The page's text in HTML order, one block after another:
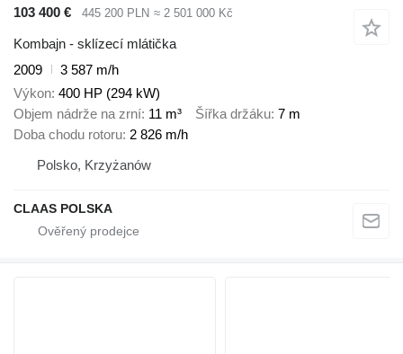
103 400 €
445 200 PLN ≈ 2 501 000 Kč
Kombajn - sklízecí mlátička
2009
3 587 m/h
Výkon 400 HP (294 kW)
Objem nádrže na zrní 11 m³ Šířka držáku 7 m
Doba chodu rotoru 2 826 m/h
Polsko, Krzyżanów
CLAAS POLSKA